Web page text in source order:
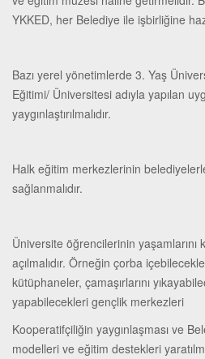
YKKED, her Belediye ile işbirliğine
Bazı yerel yönetimlerde 3. Yaş
Eğitimi/ Üniversitesi adıyla yapılan
yaygınlaştırılmalıdır.
Halk eğitim merkezlerinin
sağlanmalıdır.
Üniversite öğrencilerinin yaşamlarını
açılmalıdır. Örneğin çorba
kütüphaneler, çamaşırlarını
yapabilecekleri gençlik merkezleri
Kooperatifçiliğin yaygınlaşması ve
modelleri ve eğitim destekleri